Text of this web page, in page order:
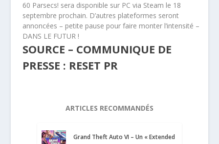
60 Parsecs! sera disponible sur PC via Steam le 18
septembre prochain. D’autres plateformes seront
annoncées – petite pause pour faire monter l’intensité –
DANS LE FUTUR !
SOURCE – COMMUNIQUE DE
PRESSE : RESET PR
ARTICLES RECOMMANDÉS
Grand Theft Auto VI – Un « Extended